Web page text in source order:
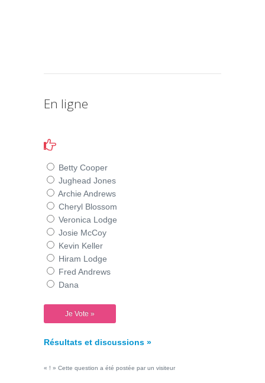
En ligne
Betty Cooper
Jughead Jones
Archie Andrews
Cheryl Blossom
Veronica Lodge
Josie McCoy
Kevin Keller
Hiram Lodge
Fred Andrews
Dana
Résultats et discussions »
« ! » Cette question a été postée par un visiteur